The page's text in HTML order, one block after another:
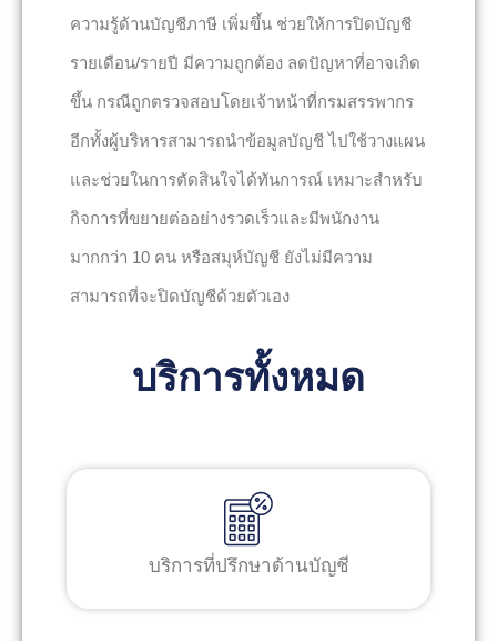
ความรู้ด้านบัญชีภาษี เพิ่มขึ้น ช่วยให้การปิดบัญชี
รายเดือน/รายปี มีความถูกต้อง ลดปัญหาที่อาจเกิด
ขึ้น กรณีถูกตรวจสอบโดยเจ้าหน้าที่กรมสรรพากร
อีกทั้งผู้บริหารสามารถนำข้อมูลบัญชี ไปใช้วางแผน
และช่วยในการตัดสินใจได้ทันการณ์ เหมาะสำหรับ
กิจการที่ขยายต่ออย่างรวดเร็วและมีพนักงาน
มากกว่า 10 คน หรือสมุห์บัญชี ยังไม่มีความ
สามารถที่จะปิดบัญชีด้วยตัวเอง
บริการทั้งหมด
บริการที่ปรึกษาด้านบัญชี